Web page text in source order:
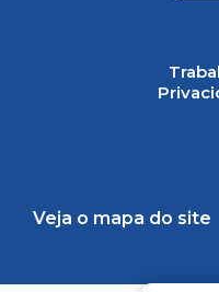
Veja o mapa do site